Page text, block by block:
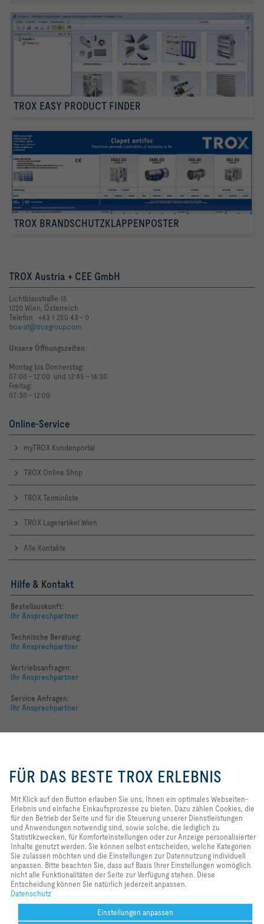
TROX EASY PRODUCT FINDER
TROX BRANDSCHUTZKLAPPENPOSTER
TROX Austria + CEE GmbH
Lichtblaustraße 15
1220 Wien, Österreich
Telefon +43 1 250 43 - 0
trox-at@troxgroup.com
Unsere Öffnungszeiten:
Montag bis Donnerstag:
07:00 - 12:00 und 12:45 - 16:30
Freitag:
07:30 - 12:00
Online-Service
myTROX Kundenportal
TROX Online Shop
TROX Terminliste
TROX Lagerartikel Wien
Alle Kontakte
Hilfe & Kontakt
Bestellauskunft:
Ihr Ansprechpartner
Technische Beratung:
Ihr Ansprechpartner
Vertriebsanfragen:
Ihr Ansprechpartner
Service Anfragen:
Ihr Ansprechpartner
Folgen Sie uns
FACEBOOK
LINKEDIN
INSTAGRAM
Home Kontakt Impressum AGB Datenschutz Disclaimer
2026 © TROX Austria + CEE GmbH
Sie uns, Ihnen ein optimales
Webseiten-Erlebnis und einfache
zählen Cookies, die für den Betrieb
der Seite und für die Steuerung
unserer Dienstleistungen und
Anwendungen notwendig sind,
sowie solche, die lediglich zu
Statistikzwecken, für
Komforteinstellungen oder zur
Anzeige personalisierter Inhalte
genutzt werden. Sie können selbst
entscheiden, welche Kategorien
Einstellungen zur Datennutzung
individuell anpassen. Bitte
beachten Sie, dass auf Basis Ihrer
FÜR DAS BESTE TROX ERLEBNIS
Mit Klick auf den Button erlauben Sie uns, Ihnen ein optimales Webseiten-
Erlebnis und einfache Einkaufsprozesse zu bieten. Dazu zählen Cookies, die
für den Betrieb der Seite und für die Steuerung unserer Dienstleistungen
und Anwendungen notwendig sind, sowie solche, die lediglich zu
Statistikzwecken, für Komforteinstellungen oder zur Anzeige personalisierter
Inhalte genutzt werden. Sie können selbst entscheiden, welche Kategorien
Sie zulassen möchten und die Einstellungen zur Datennutzung individuell
anpassen. Bitte beachten Sie, dass auf Basis Ihrer Einstellungen womöglich
nicht alle Funktionalitäten der Seite zur Verfügung stehen. Diese
Entscheidung können Sie natürlich jederzeit anpassen.
Datenschutz
Einstellungen anpassen